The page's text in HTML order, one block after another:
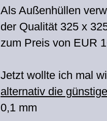
Als Außenhüllen
der Qualität 325 x
zum Preis von EUR
Jetzt wollte ich mal
alternativ die
0,1 mm